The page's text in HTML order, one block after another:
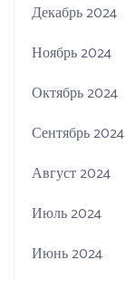
Декабрь 2024
Ноябрь 2024
Октябрь 2024
Сентябрь 2024
Август 2024
Июль 2024
Июнь 2024